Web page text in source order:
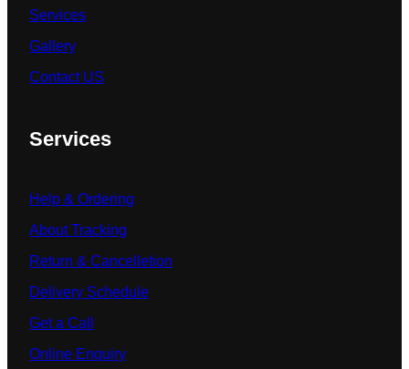
Services
Gallery
Contact US
Services
Help & Ordering
About Tracking
Return & Cancelletion
Delivery Schedule
Get a Call
Online Enquiry